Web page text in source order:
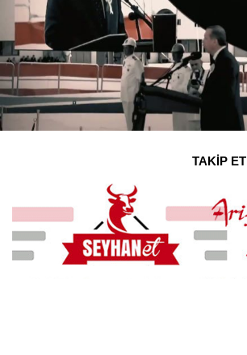
TAKİP ET